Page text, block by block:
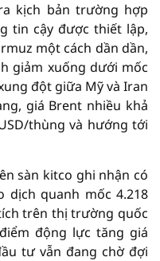
kịch bản trường hợp
tin cậy được thiết lập,
một cách dần dần,
giảm xuống dưới mốc
đột giữa Mỹ và Iran
giá Brent nhiều khả
thùng và hướng tới
sàn kitco ghi nhận có
dịch quanh mốc 4.218
trên thị trường quốc
động lực tăng giá
tư vẫn đang chờ đợi